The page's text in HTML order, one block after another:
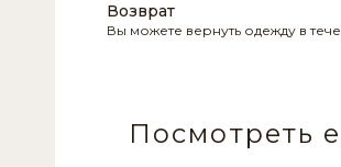
Возврат
Вы можете вернуть одежду в
Посмотреть